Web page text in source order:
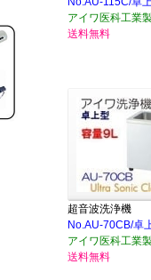
アイワ医科工業
送料無料
超音波洗浄機
No.AU-70CB/卓
アイワ医科工業
送料無料